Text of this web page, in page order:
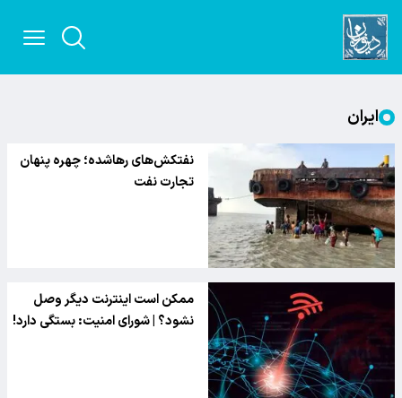
ایران
نفتکش‌های رهاشده؛ چهره پنهان
تجارت نفت
ممکن است اینترنت دیگر وصل
نشود؟ | شورای امنیت: بستگی دارد!